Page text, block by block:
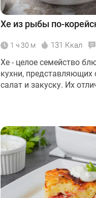
Хе из рыбы по-
1 ч 30 м 131 Ккал
Хе - целое семейство
кухни, представляющих
салат и закуску. Их